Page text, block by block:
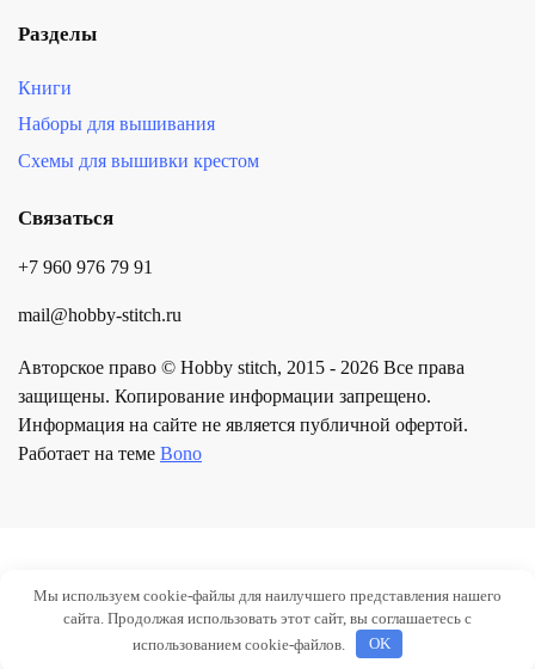
Разделы
Книги
Наборы для вышивания
Схемы для вышивки крестом
Связаться
+7 960 976 79 91
mail@hobby-stitch.ru
Авторское право © Hobby stitch, 2015 - 2026 Все права
защищены. Копирование информации запрещено.
Информация на сайте не является публичной офертой.
Работает на теме Bono
Мы используем cookie-файлы для наилучшего представления нашего
сайта. Продолжая использовать этот сайт, вы соглашаетесь с
использованием cookie-файлов.
OK